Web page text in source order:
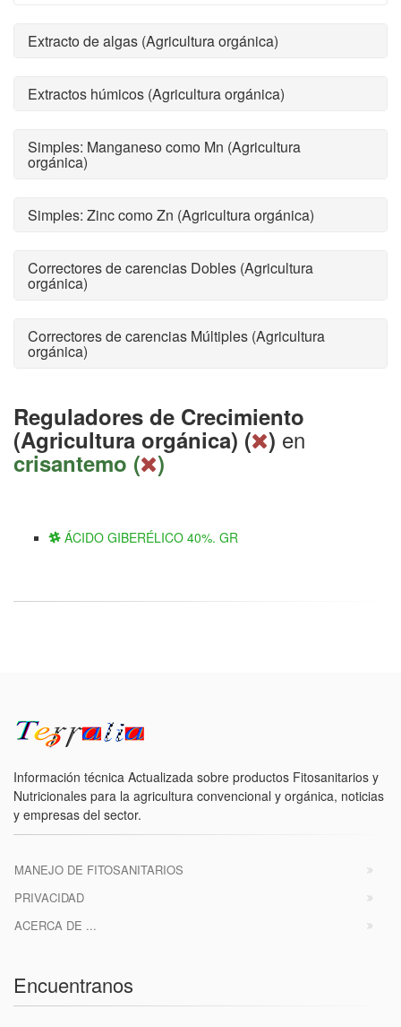
Extracto de algas (Agricultura orgánica)
Extractos húmicos (Agricultura orgánica)
Simples: Manganeso como Mn (Agricultura
orgánica)
Simples: Zinc como Zn (Agricultura orgánica)
Correctores de carencias Dobles (Agricultura
orgánica)
Correctores de carencias Múltiples (Agricultura
orgánica)
Reguladores de Crecimiento
(Agricultura orgánica) ( ) en
crisantemo ( )
ÁCIDO GIBERÉLICO 40%. GR
Información técnica Actualizada sobre productos Fitosanitarios y
Nutricionales para la agricultura convencional y orgánica, noticias
y empresas del sector.
MANEJO DE FITOSANITARIOS
PRIVACIDAD
ACERCA DE ...
Encuentranos